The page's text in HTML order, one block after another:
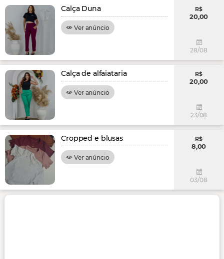
Calça Duna
Ver anúncio
R$
20,00
28/08
Calça de alfaiataria
Ver anúncio
R$
20,00
23/08
Cropped e blusas
Ver anúncio
R$
8,00
03/08